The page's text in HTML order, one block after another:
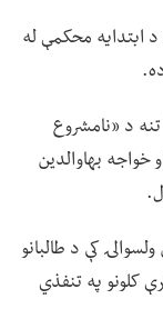
د ابتدایه محکمې له
پنشنې (د وږي ۲۰ مه) د څلورو ښځو په ګډون ۱۱ تنه د «نامشروع
خواجه بهاوالدین
کې د طالبانو
کلونو په تنفذي